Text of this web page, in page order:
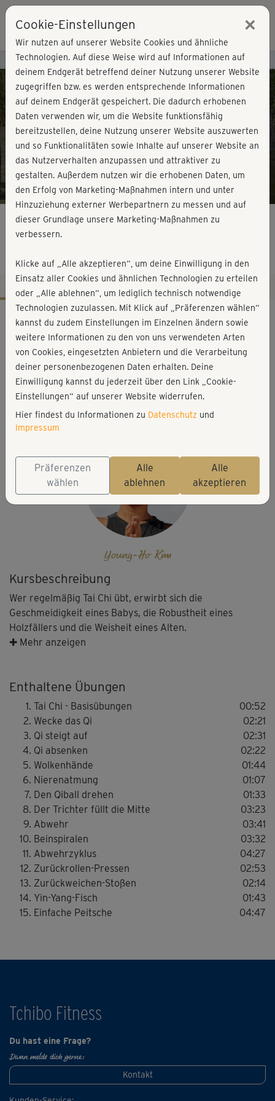
Play
Video
Kursvorschau - Jetzt mitmachen!
Tai Chi - Grundkurs
Kursbeschreibung
Wer regelmäßig Tai Chi übt, erwirbt sich die
Geschmeidigkeit eines Babys, die Robustheit eines
Holzfällers und die Weisheit eines Alten.
(chin. Sprichwort)
diesem Kurs von Tao-Trainer Robert Stooß einfache Basis-
Bewegungen aus dem Tai Chi, für die man keine
Vorkenntnisse braucht.
Enthalten sind die wichtigsten Tai-Chi-Grundlagen. Diese
schulen Konzentration, Koordination und körperliche und
geistige Zentrierung. Außerdem wird der ganze Körper
mobilisiert und sanft stimuliert.
Je öfter man diese Übungen macht, desto leichter fallen
die Bewegungen, bis man sich zum Schluss den Abläufen
ganz "hingeben" kann. Ein wenig Geduld braucht man
zwar schon, die positiven Auswirkungen des Tai Chi spürt
man aber bereits nach der allerersten Trainingseinheit!
✚ Mehr anzeigen
Enthaltene Übungen
Tai Chi - Basisübungen
00:52
Wecke das Qi
02:21
Qi steigt auf
02:31
Qi absenken
02:22
Wolkenhände
01:44
Nierenatmung
01:07
Den Qiball drehen
01:33
Der Trichter füllt die Mitte
03:23
Abwehr
03:41
Beinspiralen
03:32
Abwehrzyklus
04:27
Zurückrollen-Pressen
02:53
Zurückweichen-Stoßen
02:14
Yin-Yang-Fisch
01:43
Einfache Peitsche
04:47
Workout-Facts
leicht
39 Min
161 kcal
Young-Ho Kim
keine
Young-Ho Kim
Tchibo Fitness
Du hast eine Frage?
Dann melde dich gerne:
Kontakt
Cookie-Einstellungen ×
Wir nutzen auf unserer Website Cookies und ähnliche
Technologien. Auf diese Weise wird auf Informationen auf
deinem Endgerät betreffend deiner Nutzung unserer Website
zugegriffen bzw. es werden entsprechende Informationen
auf deinem Endgerät gespeichert. Die dadurch erhobenen
Daten verwenden wir, um die Website funktionsfähig
bereitzustellen, deine Nutzung unserer Website auszuwerten
und so Funktionalitäten sowie Inhalte auf unserer Website an
das Nutzerverhalten anzupassen und attraktiver zu
gestalten. Außerdem nutzen wir die erhobenen Daten, um
den Erfolg von Marketing-Maßnahmen intern und unter
Hinzuziehung externer Werbepartnern zu messen und auf
dieser Grundlage unsere Marketing-Maßnahmen zu
verbessern.
Klicke auf „Alle akzeptieren“, um deine Einwilligung in den
Einsatz aller Cookies und ähnlichen Technologien zu erteilen
oder „Alle ablehnen“, um lediglich technisch notwendige
Technologien zuzulassen. Mit Klick auf „Präferenzen wählen“
kannst du zudem Einstellungen im Einzelnen ändern sowie
weitere Informationen zu den von uns verwendeten Arten
von Cookies, eingesetzten Anbietern und die Verarbeitung
deiner personenbezogenen Daten erhalten. Deine
Einwilligung kannst du jederzeit über den Link „Cookie-
Einstellungen“ auf unserer Website widerrufen.
Hier findest du Informationen zu Datenschutz und
Impressum
Präferenzen
wählen
Alle
ablehnen
Alle
akzeptieren